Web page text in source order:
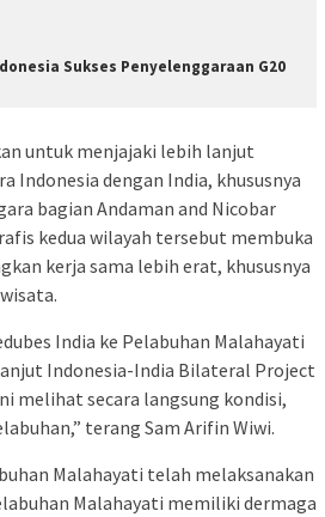
Sukses Penyelenggaraan G20
untuk menjajaki lebih lanjut
Indonesia dengan India, khususnya
bagian Andaman and Nicobar
kedua wilayah tersebut membuka
kerja sama lebih erat, khususnya
India ke Pelabuhan Malahayati
Indonesia-India Bilateral Project
melihat secara langsung kondisi,
terang Sam Arifin Wiwi.
Malahayati telah melaksanakan
Malahayati memiliki dermaga